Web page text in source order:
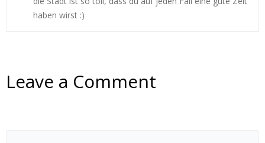
haben wirst :)
Leave a Comment